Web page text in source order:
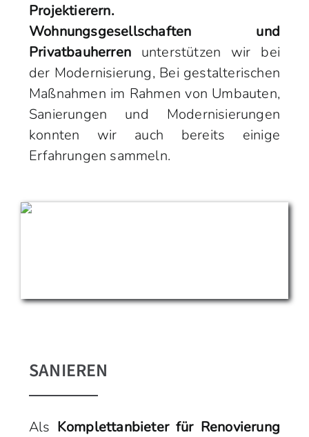
Projektierern.
Wohnungsgesellschaften und
Privatbauherrenunterstützen wir bei
der Modernisierung, Bei gestalterischen
Maßnahmen im Rahmen von Umbauten,
Sanierungen und Modernisierungen
konnten wir auch bereits einige
Erfahrungen sammeln.
SANIEREN
Als Komplettanbieter für Renovierung